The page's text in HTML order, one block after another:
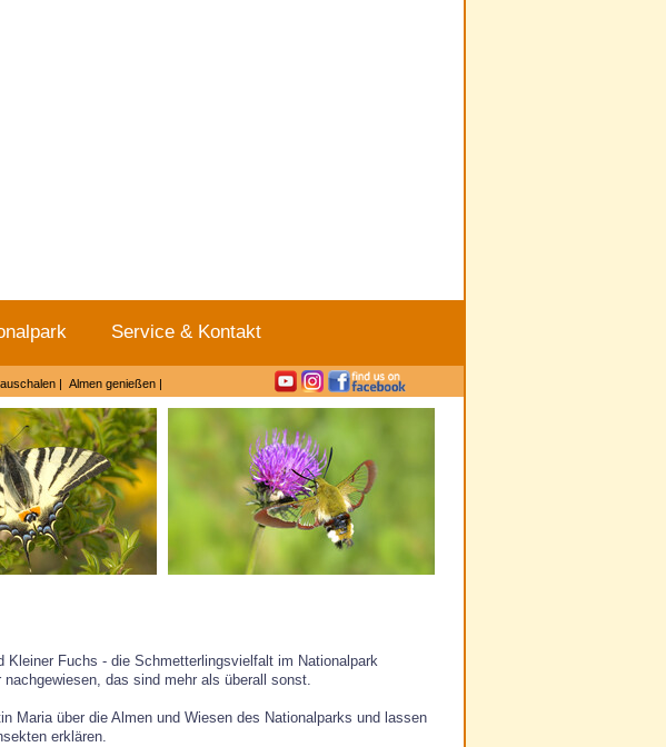
Service & Kontakt
| Almen genießen |
Fuchs - die Schmetterlingsvielfalt im Nationalpark
das sind mehr als überall sonst.
Maria über die Almen und Wiesen des Nationalparks und lassen
erklären.